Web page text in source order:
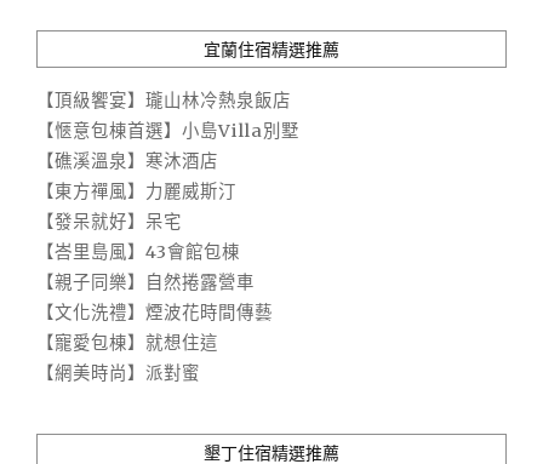
宜蘭住宿精選推薦
【頂級饗宴】瓏山林冷熱泉飯店
【愜意包棟首選】小島Villa別墅
【礁溪溫泉】寒沐酒店
【東方禪風】力麗威斯汀
【發呆就好】呆宅
【峇里島風】43會館包棟
【親子同樂】自然捲露營車
【文化洗禮】煙波花時間傳藝
【寵愛包棟】就想住這
【網美時尚】派對蜜
墾丁住宿精選推薦